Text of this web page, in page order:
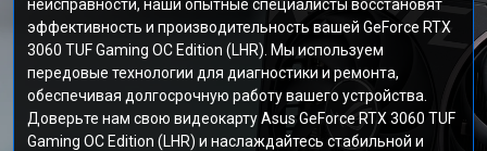
неисправности, наши опытные специалисты восстановят
эффективность и производительность вашей GeForce RTX
3060 TUF Gaming OC Edition (LHR). Мы используем
передовые технологии для диагностики и ремонта,
обеспечивая долгосрочную работу вашего устройства.
Доверьте нам свою видеокарту Asus GeForce RTX 3060 TUF
Gaming OC Edition (LHR) и наслаждайтесь стабильной и